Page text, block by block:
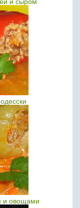
и овощами